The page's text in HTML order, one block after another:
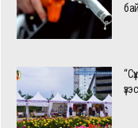
Аймгийн арслан
аймгийн наадамд түрүүлж
хүртлээ